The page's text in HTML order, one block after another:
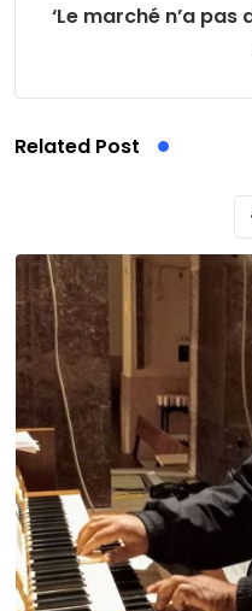
‘Le marché n’a pas
Related Post